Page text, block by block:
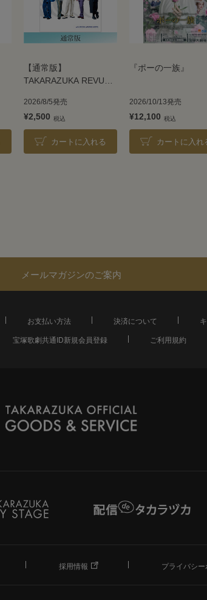
【通常版】
TAKARAZUKA REVUE
2026/8/5発売
¥2,500
カートに入れる
『ポーの一族』
2026/10/13発売
¥12,100
カートに入れ
メールマガジンのご案内
お支払い方法 決済について
宝塚歌劇共通ID新規会員登録 ご利用規約
採用情報 プライバシ